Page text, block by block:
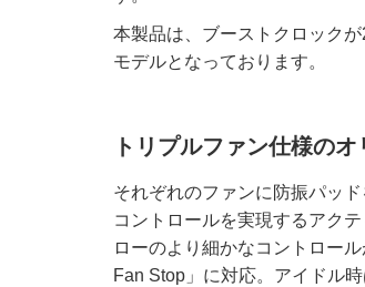
本製品は、ブーストクロック
モデルとなっております。
トリプルファン仕様の
それぞれのファンに防振パッ
コントロールを実現するアク
ローのより細かなコントロー
Fan Stop」に対応。アイドル